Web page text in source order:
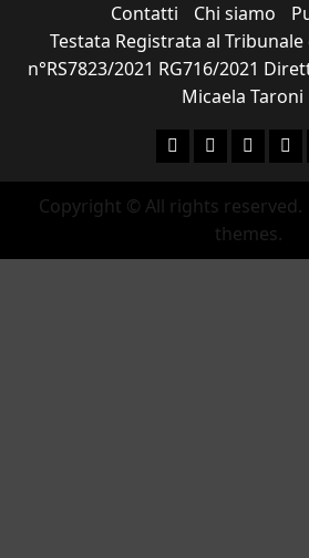
Contatti Chi siamo
Testata Registrata al Tribunale
n°RS7823/2021 RG716/2021
Micaela Taroni
FacebookInstagram
YouTube
Copyright © All rights reserved.
themes.